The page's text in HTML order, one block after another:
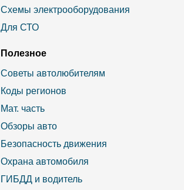
Схемы электрооборудования
Для СТО
Полезное
Советы автолюбителям
Коды регионов
Мат. часть
Обзоры авто
Безопасность движения
Охрана автомобиля
ГИБДД и водитель